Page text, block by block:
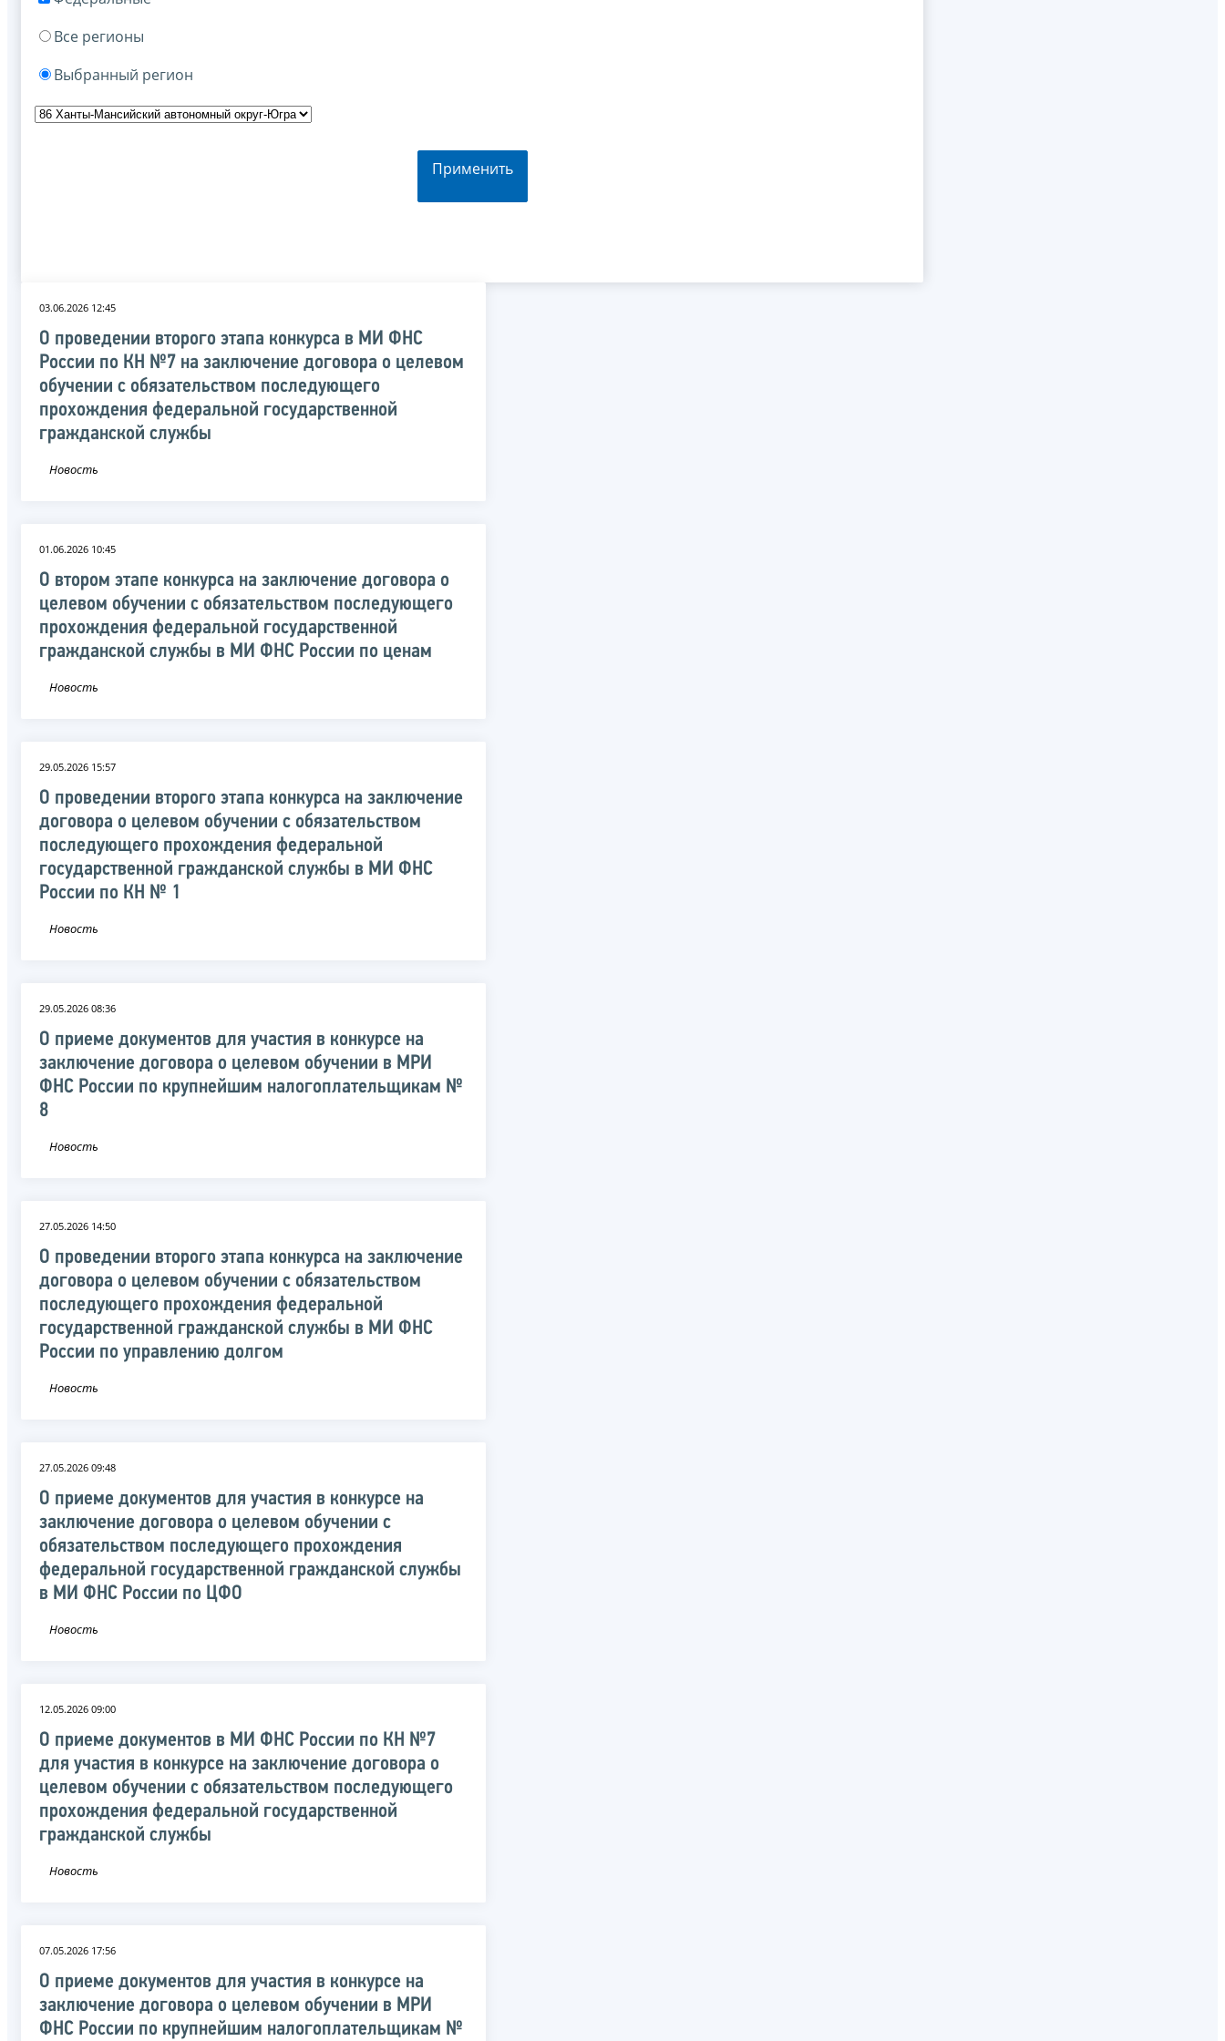
Все регионы
Выбранный регион
Применить
03.06.2026 12:45
О проведении второго этапа конкурса в МИ ФНС
России по КН №7 на заключение договора о целевом
обучении с обязательством последующего
прохождения федеральной государственной
гражданской службы
Новость
01.06.2026 10:45
О втором этапе конкурса на заключение договора о
целевом обучении с обязательством последующего
прохождения федеральной государственной
гражданской службы в МИ ФНС России по ценам
Новость
29.05.2026 15:57
О проведении второго этапа конкурса на заключение
договора о целевом обучении с обязательством
последующего прохождения федеральной
государственной гражданской службы в МИ ФНС
России по КН № 1
Новость
29.05.2026 08:36
О приеме документов для участия в конкурсе на
заключение договора о целевом обучении в МРИ
ФНС России по крупнейшим налогоплательщикам №
8
Новость
27.05.2026 14:50
О проведении второго этапа конкурса на заключение
договора о целевом обучении с обязательством
последующего прохождения федеральной
государственной гражданской службы в МИ ФНС
России по управлению долгом
Новость
27.05.2026 09:48
О приеме документов для участия в конкурсе на
заключение договора о целевом обучении с
обязательством последующего прохождения
федеральной государственной гражданской службы
в МИ ФНС России по ЦФО
Новость
12.05.2026 09:00
О приеме документов в МИ ФНС России по КН №7
для участия в конкурсе на заключение договора о
целевом обучении с обязательством последующего
прохождения федеральной государственной
гражданской службы
Новость
07.05.2026 17:56
О приеме документов для участия в конкурсе на
заключение договора о целевом обучении в МРИ
ФНС России по крупнейшим налогоплательщикам №